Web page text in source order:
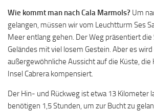
Wie kommt man nach Cala Marmols? Um
gelangen, müssen wir vom Leuchtturm Ses
Meer entlang gehen. Der Weg präsentiert
Geländes mit viel losem Gestein. Aber es wird
außergewöhnliche Aussicht auf die Küste, die
Insel Cabrera kompensiert.
Der Hin- und Rückweg ist etwa 13 Kilometer
benötigen 1,5 Stunden, um zur Bucht zu